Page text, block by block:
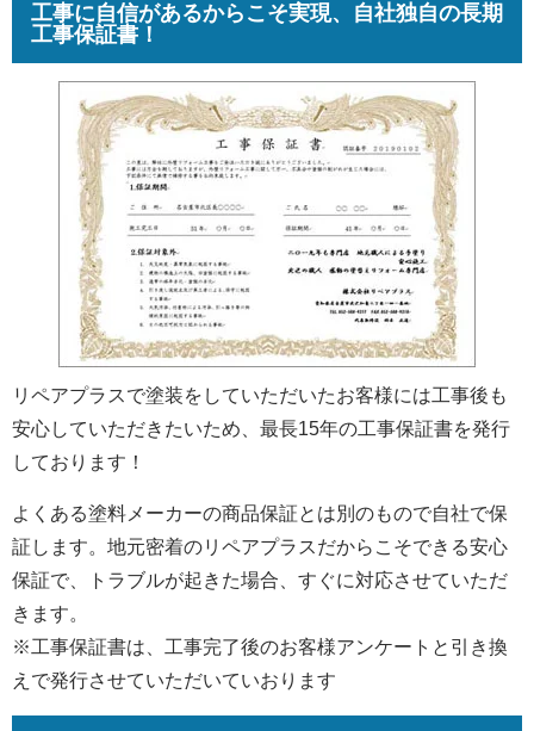
工事に自信があるからこそ実現、自社独自の長期
工事保証書！
リペアプラスで塗装をしていただいたお客様には工事後も
安心していただきたいため、最長15年の工事保証書を発行
しております！
よくある塗料メーカーの商品保証とは別のもので自社で保
証します。地元密着のリペアプラスだからこそできる安心
保証で、トラブルが起きた場合、すぐに対応させていただ
きます。
※工事保証書は、工事完了後のお客様アンケートと引き換
えで発行させていただいていおります